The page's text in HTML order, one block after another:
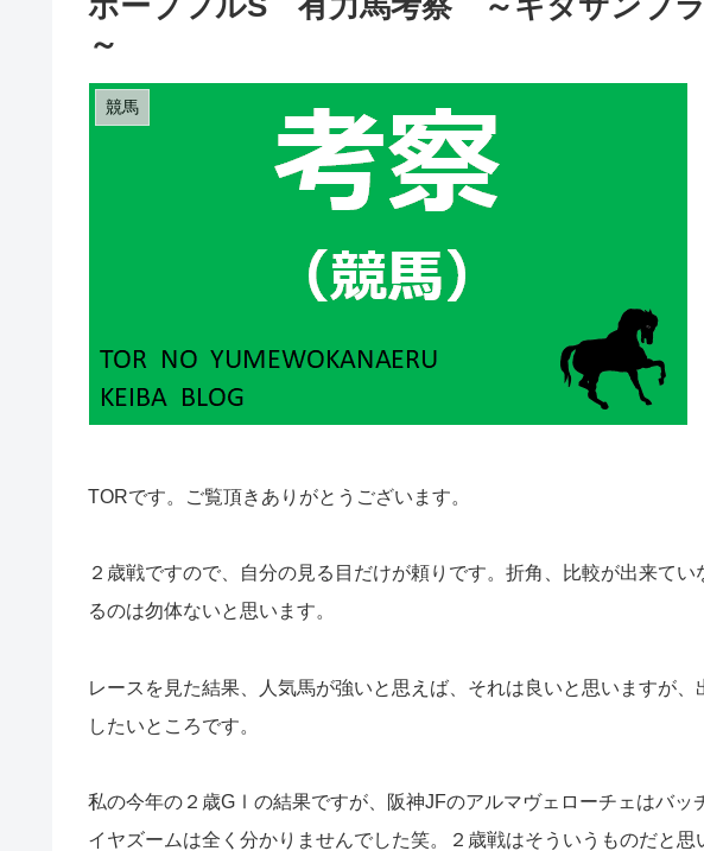
～
競馬
TORです。ご覧頂きありがとうございます。
２歳戦ですので、自分の見る目だけが頼りです。折角、比較が出来て
るのは勿体ないと思います。
レースを見た結果、人気馬が強いと思えば、それは良いと思いますが
したいところです。
私の今年の２歳GⅠの結果ですが、阪神JFのアルマヴェローチェはバッ
イヤズームは全く分かりませんでした笑。２歳戦はそういうものだと思